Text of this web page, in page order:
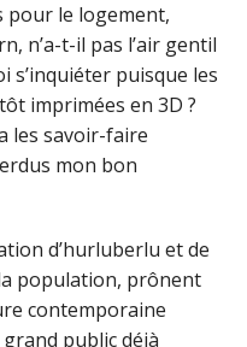
pour le logement,
n’a-t-il pas l’air gentil
s’inquiéter puisque les
imprimées en 3D ?
les savoir-faire
mon bon
d’hurluberlu et de
population, prônent
contemporaine
public déjà